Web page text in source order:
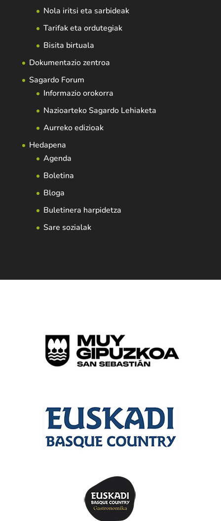
Nola iritsi eta sarbideak
Tarifak eta ordutegiak
Bisita birtuala
Dokumentazio zentroa
Sagardo Forum
Informazio orokorra
Nazioarteko Sagardo Lehiaketa
Aurreko edizioak
Hedapena
Agenda
Boletina
Bloga
Buletinera harpidetza
Sare sozialak